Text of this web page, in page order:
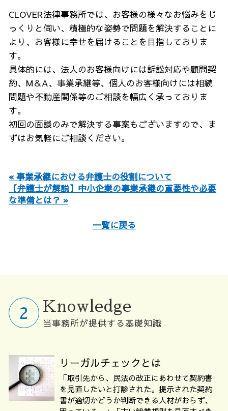
CLOVER法律事務所では、お客様の様々なお悩みをじ
っくりと伺い、積極的な姿勢で問題を解決することに
より、お客様に幸せを届けることを目指しておりま
す。
具体的には、法人のお客様向けには訴訟対応や顧問契
約、M＆A、事業承継等、個人のお客様向けには相続
問題や不動産関係等のご相談を幅広く承っておりま
す。
初回の面談のみで解決する事案もございますので、ま
ずはお気軽にご相談ください。
« 事業承継における弁護士の役割について
【弁護士が解説】中小企業の事業承継の重要性や必要
な準備とは？ »
一覧に戻る
Knowledge
当事務所が提供する基礎知識
リーガルチェックとは
「取引先から、民法の改正にあわせて契約書
を見直したいと打診された。提示された契約
書が適切かどうか判断できる人材がおらず、